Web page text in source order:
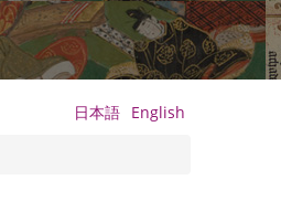
日本語 English